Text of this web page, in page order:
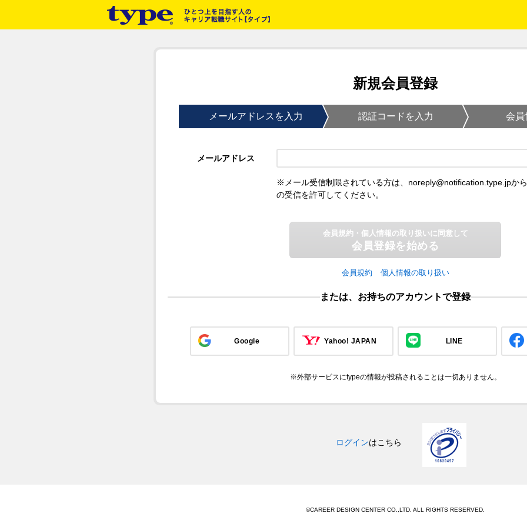
新規会員登録
メールアドレスを入力 認証コードを入力 会員
メールアドレス
※メール受信制限されている方は、noreply@notification.type.jpから
の受信を許可してください。
会員規約・個人情報の取り扱いに同意して
会員登録を始める
会員規約 個人情報の取り扱い
または、お持ちのアカウントで登録
Google Yahoo! JAPAN LINE
※外部サービスにtypeの情報が投稿されることは一切ありません。
ログインはこちら
©CAREER DESIGN CENTER CO.,LTD. ALL RIGHTS RESERVED.